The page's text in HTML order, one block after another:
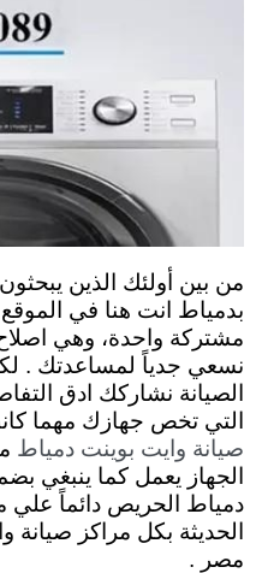
من بين أولئك الذين
بدمياط انت هنا في الموقع
مشتركة واحدة، وهي
نسعي جدياً لمساعدتك .
الصيانة نشاركك ادق
التي تخص جهازك مهما
صيانة وايت بوينت دمياط
الجهاز يعمل كما ينبغي
دمياط الحريص دائماً علي
الحديثة بكل مراكز
مصر .